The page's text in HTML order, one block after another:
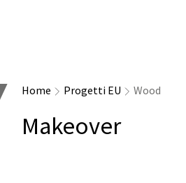
Home Progetti EU Wood
Makeover